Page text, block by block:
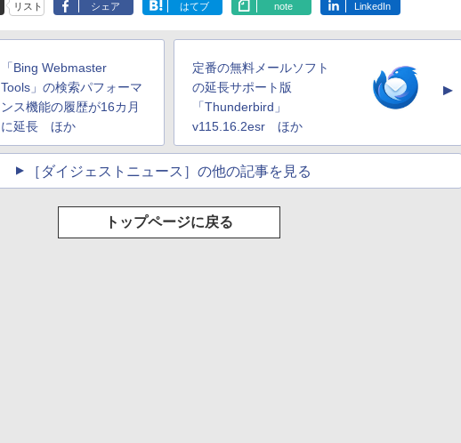
リスト シェア はてブ note LinkedIn
「Bing Webmaster
Tools」の検索パフォーマ
ンス機能の履歴が16カ月
に延長 ほか
定番の無料メールソフト
の延長サポート版
「Thunderbird」
v115.16.2esr ほか
▲
［ダイジェストニュース］の他の記事を見る
トップページに戻る